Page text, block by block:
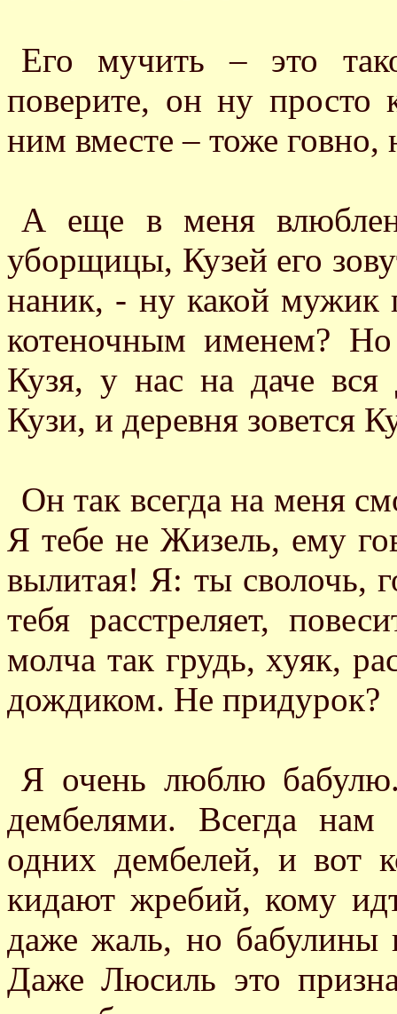
Его мучить – это
поверите, он ну просто
ним вместе – тоже говно,
А еще в меня
уборщицы, Кузей его
наник, - ну какой мужик
котеночным именем?
Кузя, у нас на даче
Кузи, и деревня зовется
Он так всегда на меня
Я тебе не Жизель, ему
вылитая! Я: ты сволочь,
тебя расстреляет,
молча так грудь, хуяк,
дождиком. Не придурок?
Я очень люблю
дембелями. Всегда
одних дембелей, и вот
кидают жребий, кому
даже жаль, но
Даже Люсиль это